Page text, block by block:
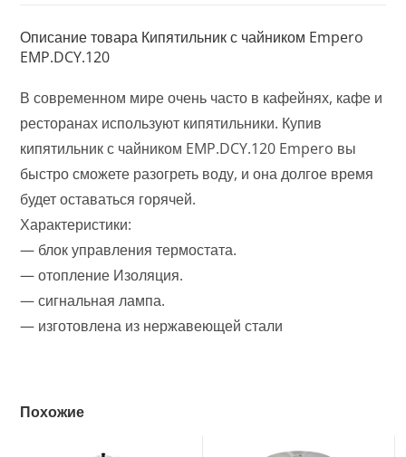
Описание товара Кипятильник с чайником Empero
EMP.DCY.120
В современном мире очень часто в кафейнях, кафе и
ресторанах используют кипятильники. Купив
кипятильник с чайником EMP.DCY.120 Empero вы
быстро сможете разогреть воду, и она долгое время
будет оставаться горячей.
Характеристики:
— блок управления термостата.
— отопление Изоляция.
— сигнальная лампа.
— изготовлена из нержавеющей стали
Похожие